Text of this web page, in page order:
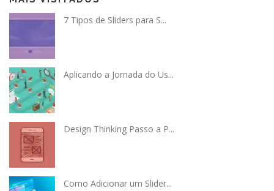
7 Tipos de Sliders para S...
Aplicando a Jornada do Us...
Design Thinking Passo a P...
Como Adicionar um Slider...